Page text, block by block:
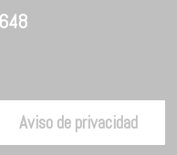
Aviso de privacidad